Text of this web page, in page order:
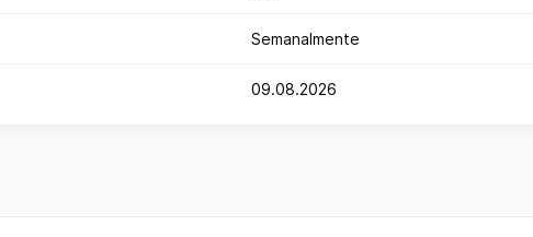
Semanalmente
09.08.2026